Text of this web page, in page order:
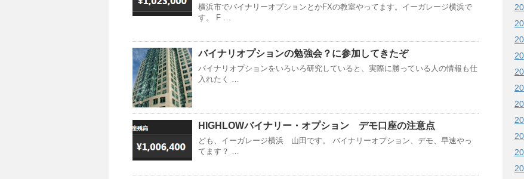
横浜市でバイナリーオプションとかFXの教室やってます。イーガレージ横浜で
す。 F …
バイナリオプションの勉強会？に参加してきたぞ
バイナリオプションをいろいろ研究していると、実際に勝っている人の情報も仕
入れたく …
HIGHLOWバイナリー・オプション デモ口座の注意点
ども、イーガレージ横浜 山田です。 バイナリーオプション、デモ、早速やっ
てます？ …